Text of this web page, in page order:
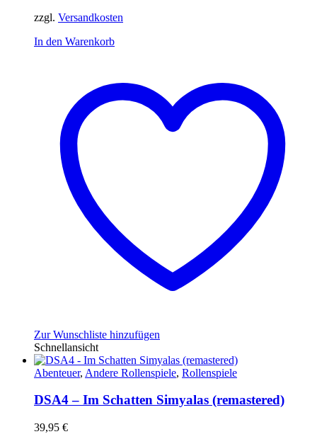
zzgl. Versandkosten
In den Warenkorb
Zur Wunschliste hinzufügen
Schnellansicht
Abenteuer, Andere Rollenspiele, Rollenspiele
DSA4 – Im Schatten Simyalas (remastered)
39,95 €